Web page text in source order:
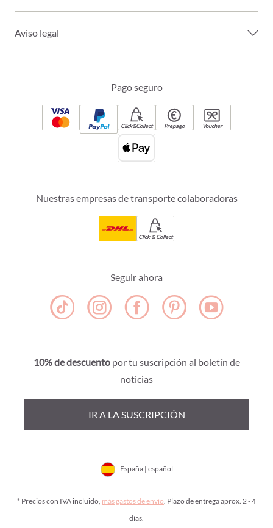
Aviso legal
Pago seguro
Click&Collect Prepago Voucher
Nuestras empresas de transporte colaboradoras
Click & Collect
Seguir ahora
10% de descuentopor tu suscripción al boletín de
noticias
IR A LA SUSCRIPCIÓN
España | español
* Precios con IVA incluido, más gastos de envío. Plazo de entrega aprox. 2 - 4
días.